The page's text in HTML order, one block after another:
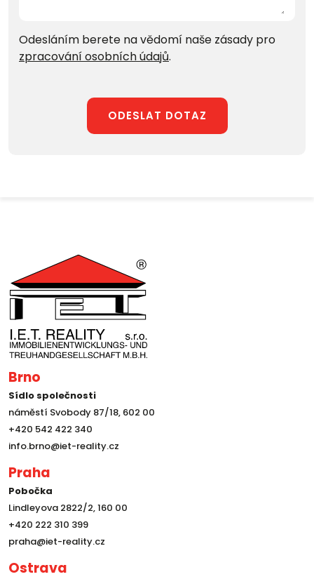
Odesláním berete na vědomí naše zásady pro
zpracování osobních údajů.
ODESLAT DOTAZ
Brno
Sídlo společnosti
náměstí Svobody 87/18, 602 00
+420 542 422 340
info.brno@iet-reality.cz
Praha
Pobočka
Lindleyova 2822/2, 160 00
+420 222 310 399
praha@iet-reality.cz
Ostrava